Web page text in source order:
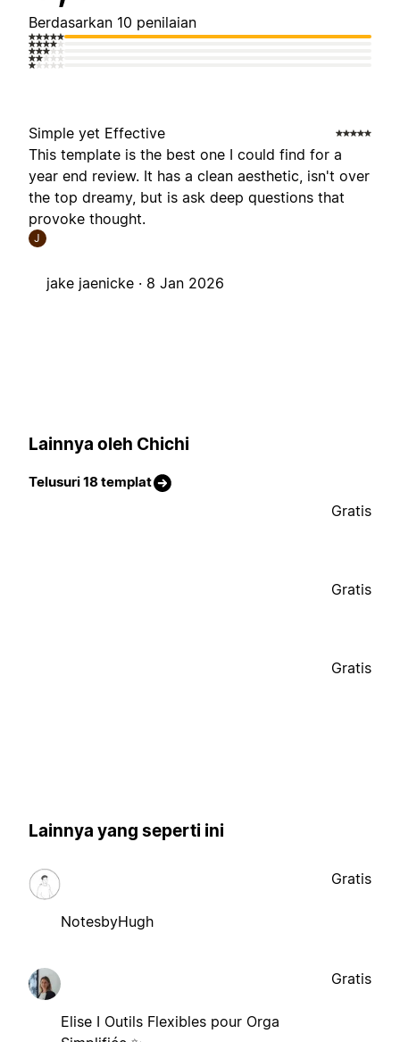
Berdasarkan 10 penilaian
Simple yet Effective
This template is the best one I could find for a
year end review. It has a clean aesthetic, isn't over
the top dreamy, but is ask deep questions that
provoke thought.
J
jake jaenicke · 8 Jan 2026
Lainnya oleh Chichi
Telusuri 18 templat
Gratis
Gratis
Gratis
Lainnya yang seperti ini
NotesbyHugh
Gratis
Elise I Outils Flexibles pour Orga
Gratis